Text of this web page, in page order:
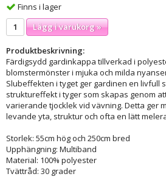
Finns i lager
Lägg i varukorg »
Produktbeskrivning:
Färdigsydd gardinkappa tillverkad i
blomstermönster i mjuka och milda
Slubeffekten i tyget ger gardinen en livfull
struktureffekt i tyger som skapas genom
varierande tjocklek vid vävning. Detta ger
levande yta, struktur och ofta en lätt
Storlek: 55cm hög och 250cm bred
Upphängning: Multiband
Material: 100% polyester
Tvättråd: 30 grader